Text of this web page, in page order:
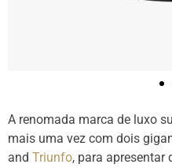
A renomada marca de luxo
mais uma vez com dois
and Triunfo, para apresentar